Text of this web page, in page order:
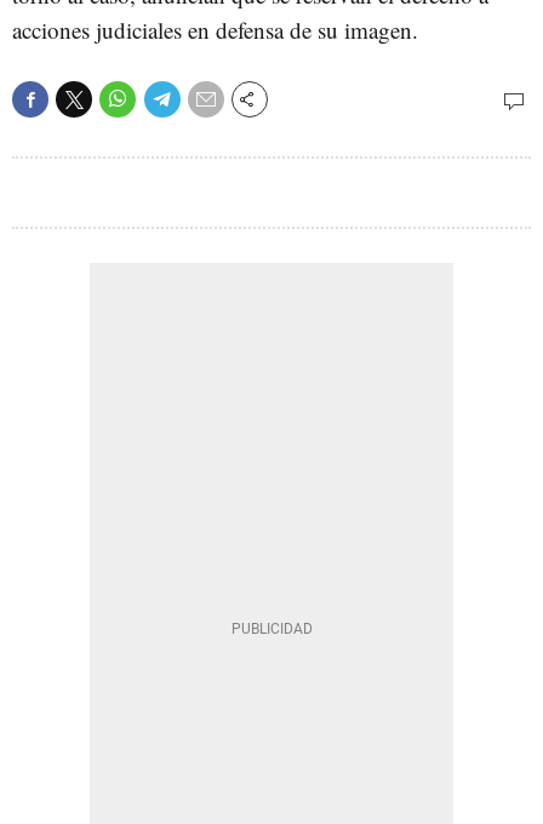
acciones judiciales en defensa de su imagen.